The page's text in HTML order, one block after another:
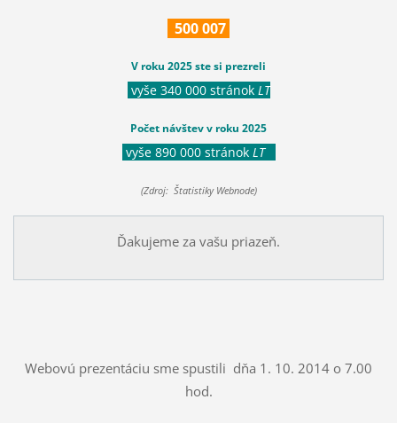
500007
V roku 2025 ste si prezreli
vyše 340 000 stránok LT
Počet návštev v roku 2025
vyše 890 000 stránok LT
(Zdroj: Štatistiky Webnode)
Ďakujeme za vašu priazeň.
Webovú prezentáciu sme spustili dňa 1. 10. 2014 o 7.00
hod.